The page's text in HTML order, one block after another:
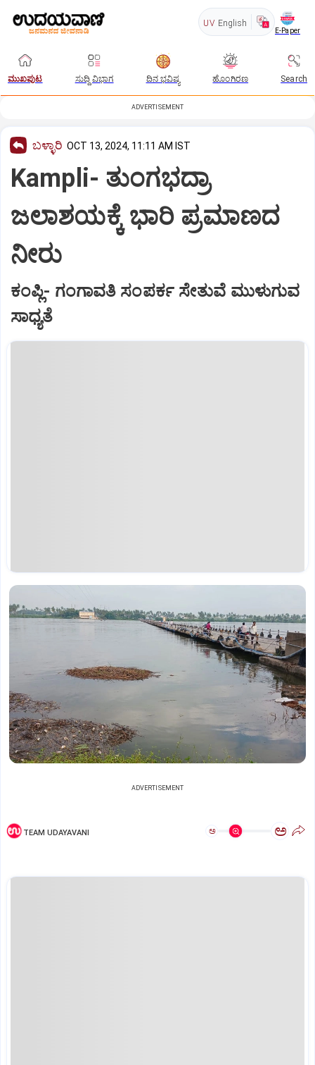
UV English
E-Paper
ಮುಖಪುಟ ಸುದ್ದಿ ವಿಭಾಗ ದಿನ ಭವಿಷ್ಯ ಹೊಂಗಿರಣ Search
ADVERTISEMENT
ಬಳ್ಳಾರಿ OCT 13, 2024, 11:11 AM IST
Kampli- ತುಂಗಭದ್ರಾ
ಜಲಾಶಯಕ್ಕೆ ಭಾರಿ ಪ್ರಮಾಣದ
ನೀರು
ಕಂಪ್ಲಿ- ಗಂಗಾವತಿ ಸಂಪರ್ಕ ಸೇತುವೆ ಮುಳುಗುವ
ಸಾಧ್ಯತೆ
ADVERTISEMENT
TEAM UDAYAVANI ಅ ಅ